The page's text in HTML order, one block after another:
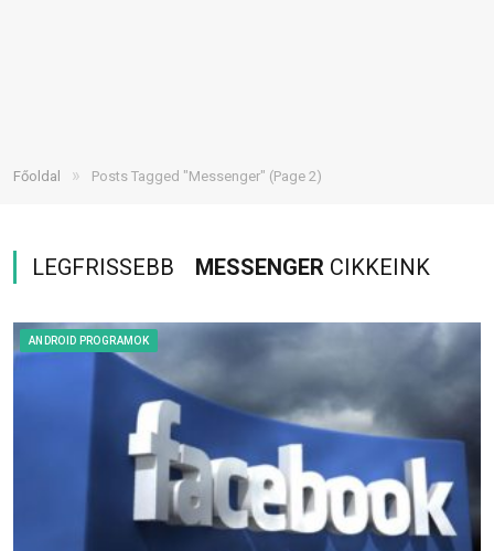
Főoldal » Posts Tagged "Messenger" (Page 2)
LEGFRISSEBB MESSENGER CIKKEINK
ANDROID PROGRAMOK